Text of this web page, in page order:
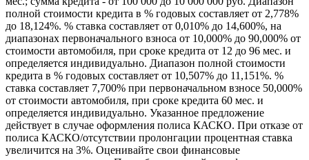
полной стоимости кредита в % годовых составляет от 2,778%
до 18,124%. % ставка составляет от 0,010% до 14,600%, на
диапазонах первоначального взноса от 10,000% до 90,000% от
стоимости автомобиля, при сроке кредита от 12 до 96 мес. и
определяется индивидуально. Диапазон полной стоимости
кредита в % годовых составляет от 10,507% до 11,151%. %
ставка составляет 7,700% при первоначальном взносе 50,000%
от стоимости автомобиля, при сроке кредита 60 мес. и
определяется индивидуально. Указанное предложение
действует в случае оформления полиса КАСКО. При отказе от
полиса КАСКО/отсутствии пролонгации процентная ставка
увеличится на 3%. Оценивайте свои финансовые